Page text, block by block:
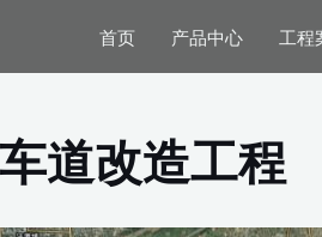
首页 产品中心 工程
道改造工程